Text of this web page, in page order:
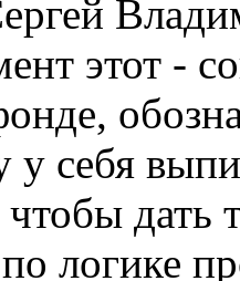
этот -
себя
дать
логике